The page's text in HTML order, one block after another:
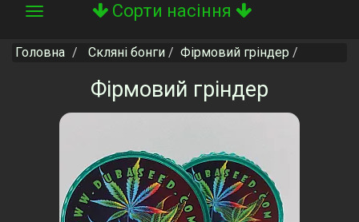
Сорти насіння
Toggle
Головна Скляні бонги Фірмовий гріндер
Фірмовий гріндер